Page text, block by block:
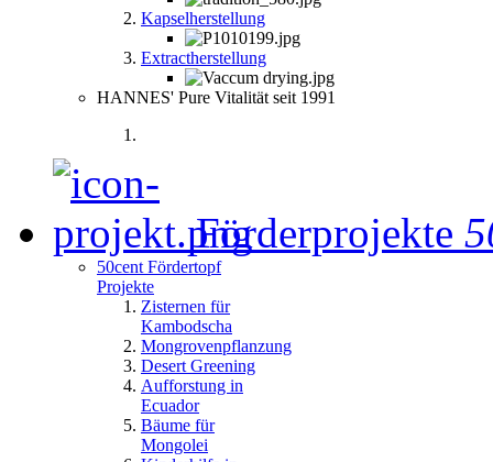
Kapselherstellung
Extractherstellung
HANNES' Pure Vitalität seit 1991
Förderprojekte
50cent Fördertopf
Projekte
Zisternen für
Kambodscha
Mongrovenpflanzung
Desert Greening
Aufforstung in
Ecuador
Bäume für
Mongolei